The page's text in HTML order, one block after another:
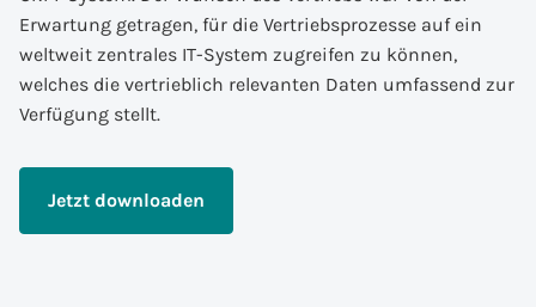
Erwartung getragen, für die Vertriebsprozesse auf ein
weltweit zentrales IT-System zugreifen zu können,
welches die vertrieblich relevanten Daten umfassend zur
Verfügung stellt.
Jetzt downloaden